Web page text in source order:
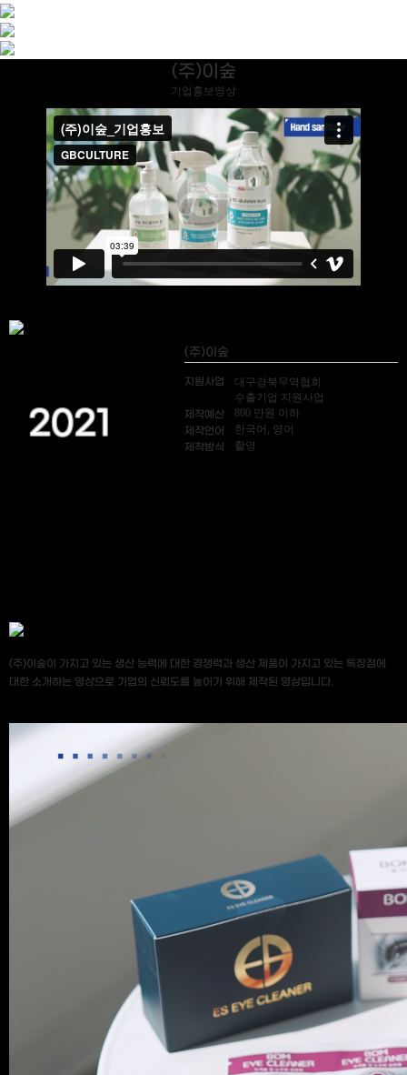
(주)이숲
기업홍보영상
2021
(주)이숲
지원사업
대구경북무역협회
수출기업 지원사업
제작예산 800 만원 이하
제작언어 한국어, 영어
제작방식 촬영
(주)이숲이 가지고 있는 생산 능력에 대한 경쟁력과 생산 제품이 가지고 있는 특장점에
대한 소개하는 영상으로 기업의 신뢰도를 높이기 위해 제작된 영상입니다.